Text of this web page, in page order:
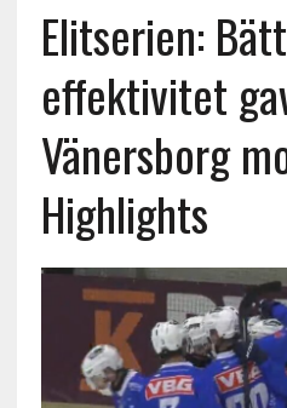
Elitserien:
effektivitet
Vänersborg
Highlights